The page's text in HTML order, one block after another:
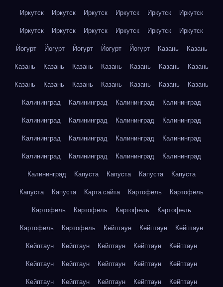
Иркутск
Иркутск Иркутск Иркутск Иркутск
Иркутск
Иркутск
Иркутск Иркутск Иркутск Иркутск
Иркутск
Йогурт
Йогурт Йогурт Йогурт Йогурт Казань
Казань
Казань
Казань Казань Казань Казань Казань
Казань
Казань
Казань Казань Казань Казань Казань
Казань
Калининград
Калининград Калининград
Калининград
Калининград
Калининград Калининград
Калининград
Калининград
Калининград Калининград
Калининград
Калининград
Калининград Калининград
Калининград
Калининград
Капуста Капуста Капуста
Капуста
Капуста
Капуста Карта сайта Картофель
Картофель
Картофель
Картофель Картофель
Картофель
Картофель
Картофель Кейптаун Кейптаун
Кейптаун
Кейптаун
Кейптаун Кейптаун Кейптаун
Кейптаун
Кейптаун
Кейптаун Кейптаун Кейптаун
Кейптаун
Кейптаун
Кейптаун Кейптаун Кейптаун
Кейптаун